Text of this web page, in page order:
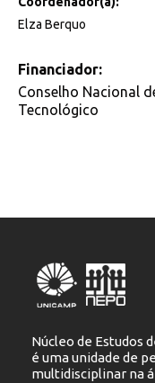
Elza Berquo
Financiador:
Conselho Nacional
Tecnológico
Núcleo de Estudos
é uma unidade de
multidisciplinar na